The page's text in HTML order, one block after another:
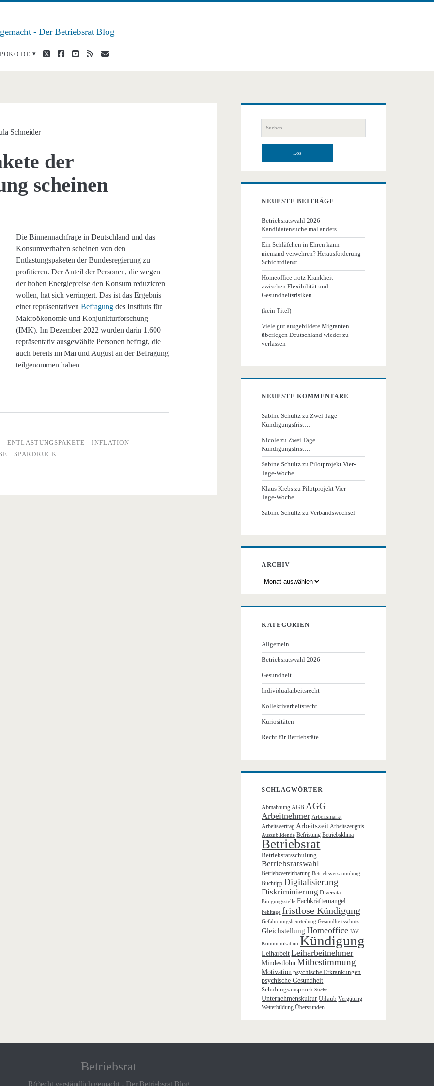
- Der Betriebsrat Blog
POKO.DE twitterfacebook
youtube
rss E-
span>
Schneider
der
scheinen
Die Binnennachfrage in Deutschland und das
Konsumverhalten scheinen von den
Entlastungspaketen der Bundesregierung zu
profitieren. Der Anteil der Personen, die wegen
der hohen Energiepreise den Konsum reduzieren
wollen, hat sich verringert. Das ist das Ergebnis
einer repräsentativenBefragung des Instituts für
Makroökonomie und Konjunkturforschung
(IMK). Im Dezember 2022 wurden darin 1.600
repräsentativ ausgewählte Personen befragt, die
auch bereits im Mai und August an der Befragung
teilgenommen haben.
ENTLASTUNGSPAKETE
INFLATION
SPARDRUCK
Primäre
Seitenleiste
nach:
NEUESTE BEITRÄGE
Betriebsratswahl 2026 –
Kandidatensuche mal anders
Ein Schläfchen in Ehren kann
niemand verwehren? Herausforderung
Schichtdienst
Homeoffice trotz Krankheit –
zwischen Flexibilität und
Gesundheitsrisiken
(kein Titel)
Viele gut ausgebildete Migranten
überlegen Deutschland wieder zu
verlassen
NEUESTE KOMMENTARE
Sabine Schultz zu Zwei Tage
Kündigungsfrist…
Nicole zu Zwei Tage
Kündigungsfrist…
Sabine Schultz zuPilotprojekt Vier-
Tage-Woche
Klaus Krebs zuPilotprojekt Vier-
Tage-Woche
Sabine Schultz zuVerbandswechsel
ARCHIV
Archiv
KATEGORIEN
Allgemein
Betriebsratswahl 2026
Gesundheit
Individualarbeitsrecht
Kollektivarbeitsrecht
Kuriositäten
Recht für Betriebsräte
SCHLAGWÖRTER
Abmahnung AGB AGG
Arbeitnehmer Arbeitsmarkt
Arbeitsvertrag Arbeitszeit Arbeitszeugnis
Auszubildende Befristung Betriebsklima
Betriebsrat
Betriebsratsschulung
Betriebsratswahl
Betriebsvereinbarung Betriebsversammlung
Buchtipp Digitalisierung
Diskriminierung Diversität
Einigungsstelle Fachkräftemangel
Fehltage fristlose Kündigung
Gefährdungsbeurteilung Gesundheitsschutz
Gleichstellung Homeoffice JAV
Kommunikation Kündigung
Leiharbeit Leiharbeitnehmer
Mindestlohn Mitbestimmung
Motivation psychische Erkrankungen
psychische Gesundheit
Schulungsanspruch Sucht
Unternehmenskultur Urlaub Vergütung
Weiterbildung Überstunden
Betriebsrat
R(r)echt verständlich gemacht - Der Betriebsrat Blog